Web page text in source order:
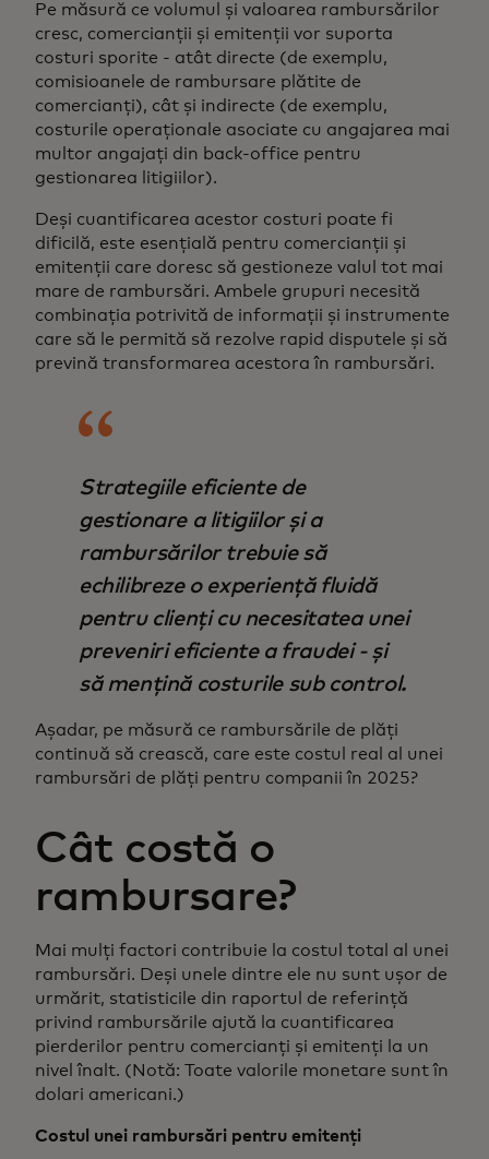
Pe măsură ce volumul și valoarea rambursărilor
cresc, comercianții și emitenții vor suporta
costuri sporite - atât directe (de exemplu,
comisioanele de rambursare plătite de
comercianți), cât și indirecte (de exemplu,
costurile operaționale asociate cu angajarea mai
multor angajați din back-office pentru
gestionarea litigiilor).
Deși cuantificarea acestor costuri poate fi
dificilă, este esențială pentru comercianții și
emitenții care doresc să gestioneze valul tot mai
mare de rambursări. Ambele grupuri necesită
combinația potrivită de informații și instrumente
care să le permită să rezolve rapid disputele și să
prevină transformarea acestora în rambursări.
Strategiile eficiente de
gestionare a litigiilor și a
rambursărilor trebuie să
echilibreze o experiență fluidă
pentru clienți cu necesitatea unei
preveniri eficiente a fraudei - și
să mențină costurile sub control.
Așadar, pe măsură ce rambursările de plăți
continuă să crească, care este costul real al unei
rambursări de plăți pentru companii în 2025?
Cât costă o
rambursare?
Mai mulți factori contribuie la costul total al unei
rambursări. Deși unele dintre ele nu sunt ușor de
urmărit, statisticile din raportul de referință
privind rambursările ajută la cuantificarea
pierderilor pentru comercianți și emitenți la un
nivel înalt. (Notă: Toate valorile monetare sunt în
dolari americani.)
Costul unei rambursări pentru emitenți